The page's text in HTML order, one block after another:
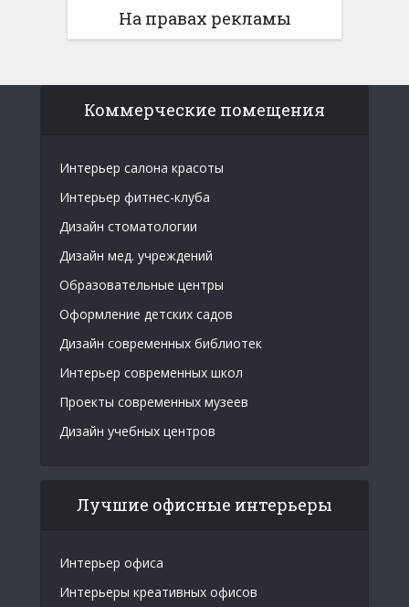
На правах рекламы
Коммерческие помещения
Интерьер салона красоты
Интерьер фитнес-клуба
Дизайн стоматологии
Дизайн мед. учреждений
Образовательные центры
Оформление детских садов
Дизайн современных библиотек
Интерьер современных школ
Проекты современных музеев
Дизайн учебных центров
Лучшие офисные интерьеры
Интерьер офиса
Интерьеры креативных офисов